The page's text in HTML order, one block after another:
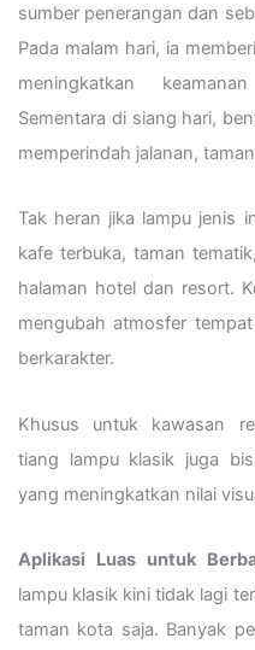
sumber penerangan dan
Pada malam hari, ia
meningkatkan
Sementara di siang hari,
memperindah jalanan,
Tak heran jika lampu jenis
kafe terbuka, taman
halaman hotel dan resort.
mengubah atmosfer
berkarakter.
Khusus untuk kawasan
tiang lampu klasik juga
yang meningkatkan nilai
Aplikasi Luas untuk
lampu klasik kini tidak lagi
taman kota saja. Banyak